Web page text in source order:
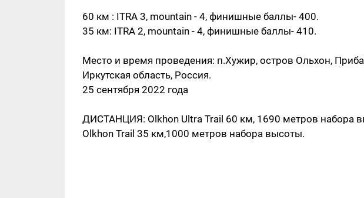
60 км : ITRA 3, mountain - 4, финишные баллы- 400.
35 км: ITRA 2, mountain - 4, финишные баллы- 410.
Место и время проведения: п.Хужир, остров Ольхон,
Иркутская область, Россия.
25 сентября 2022 года
ДИСТАНЦИЯ: Olkhon Ultra Trail 60 км, 1690 метров набора
Olkhon Trail 35 км,1000 метров набора высоты.